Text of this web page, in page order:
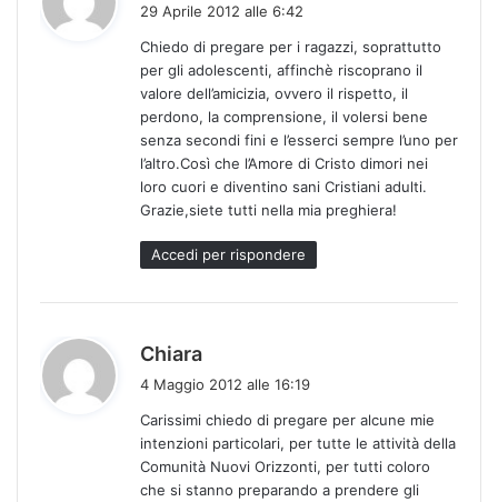
e
t
t
29 Aprile 2012 alle 6:42
Chiedo di pregare per i ragazzi, soprattutto
per gli adolescenti, affinchè riscoprano il
valore dell’amicizia, ovvero il rispetto, il
perdono, la comprensione, il volersi bene
senza secondi fini e l’esserci sempre l’uno per
l’altro.Così che l’Amore di Cristo dimori nei
loro cuori e diventino sani Cristiani adulti.
Grazie,siete tutti nella mia preghiera!
Accedi per rispondere
Chiara
e
t
t
4 Maggio 2012 alle 16:19
Carissimi chiedo di pregare per alcune mie
intenzioni particolari, per tutte le attività della
Comunità Nuovi Orizzonti, per tutti coloro
che si stanno preparando a prendere gli